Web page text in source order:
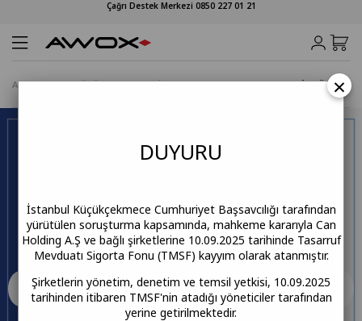
Çağrı Destek Merkezi 0850 227 01 21
Anasayfa KÜÇÜK EV ALETLERİ Süpürge SL598 ŞARJLI DİK SÜPÜRGE
×
DUYURU
İstanbul Küçükçekmece Cumhuriyet Başsavcılığı tarafından
yürütülen soruşturma kapsamında, mahkeme kararıyla Can
Holding A.Ş ve bağlı şirketlerine 10.09.2025 tarihinde Tasarruf
Mevduatı Sigorta Fonu (TMSF) kayyım olarak atanmıştır.
Şirketlerin yönetim, denetim ve temsil yetkisi, 10.09.2025
tarihinden itibaren TMSF'nin atadığı yöneticiler tarafından
yerine getirilmektedir.